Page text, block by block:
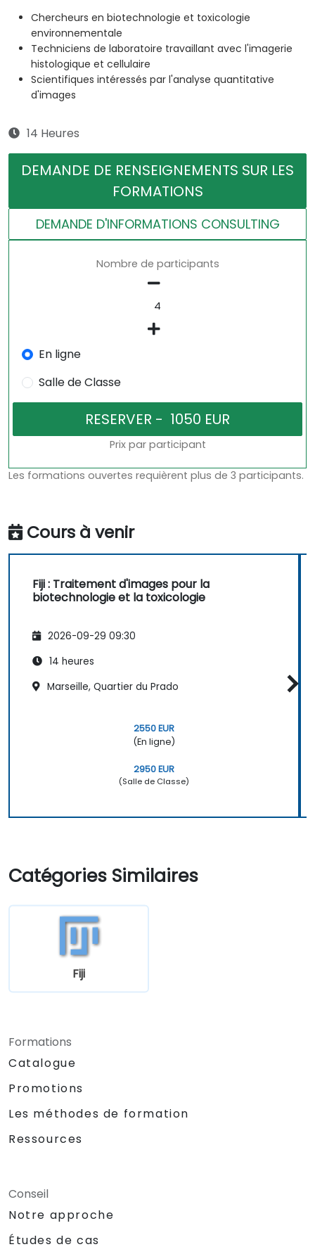
Chercheurs en biotechnologie et toxicologie
environnementale
Techniciens de laboratoire travaillant avec l'imagerie
histologique et cellulaire
Scientifiques intéressés par l'analyse quantitative
d'images
14 Heures
DEMANDE DE RENSEIGNEMENTS SUR LES
FORMATIONS
DEMANDE D'INFORMATIONS CONSULTING
Nombre de participants
En ligne
Salle de Classe
Prix par participant
Les formations ouvertes requièrent plus de 3 participants.
Cours à venir
Fiji : Traitement d'images pour la
biotechnologie et la toxicologie
2026-09-29 09:30
14 heures
Marseille, Quartier du Prado
2550 EUR
(En ligne)
2950 EUR
(Salle de Classe)
Catégories Similaires
Fiji
Formations
Catalogue
Promotions
Les méthodes de formation
Ressources
Conseil
Notre approche
Études de cas